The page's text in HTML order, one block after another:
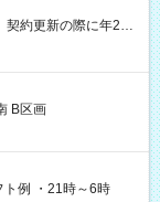
契約更新の際に年2回
夜割増賃金 (22:00～
は本採用時と同じ
B区画
ト例 ・21時～6時